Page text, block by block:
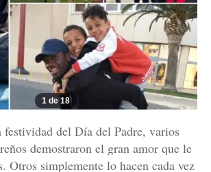
1 de 18
festividad del Día del Padre, varios
demostraron el gran amor que le
Otros simplemente lo hacen cada vez